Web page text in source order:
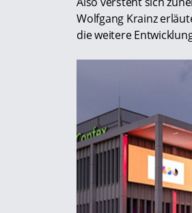
Wolfgang Krainz
die weitere